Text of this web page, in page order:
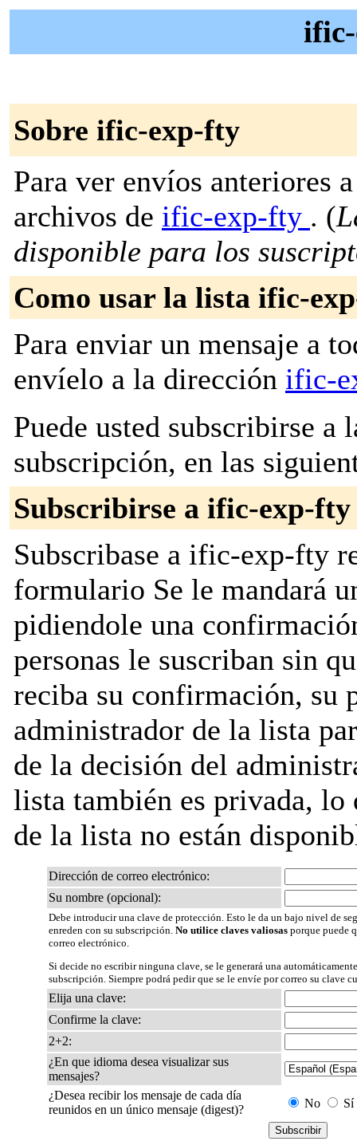
Sobre ific-exp-fty
Para ver envíos anteriores
archivos de ific-exp-fty . (
disponible para los
Como usar la lista ific-
Para enviar un mensaje a
envíelo a la dirección ific-
Puede usted subscribirse a
subscripción, en las
Subscribirse a ific-exp-fty
Subscribase a ific-exp-fty
formulario Se le mandará
pidiendole una
personas le suscriban sin
reciba su confirmación, su
administrador de la lista
de la decisión del
lista también es privada,
de la lista no están
Dirección de correo electrónico:
Su nombre (opcional):
Debe introducir una clave de protección. Esto le da un bajo nivel de
enreden con su subscripción. No utilice claves valiosas porque puede
correo electrónico.
Si decide no escribir ninguna clave, se le generará una
subscripción. Siempre podrá pedir que se le envíe por correo su clave
Elija una clave:
Confirme la clave:
2+2:
¿En que idioma desea visualizar sus
mensajes?
¿Desea recibir los mensaje de cada día
reunidos en un único mensaje (digest)?
No Sí